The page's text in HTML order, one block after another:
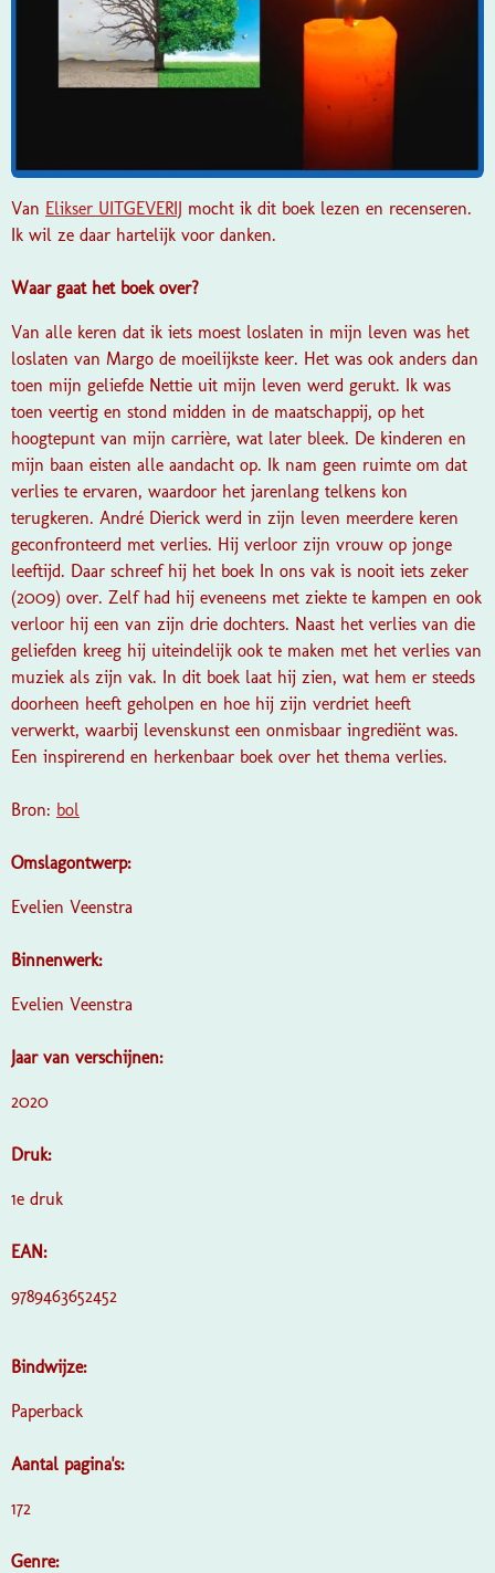
Van Elikser UITGEVERIJ mocht ik dit boek lezen en recenseren.
Ik wil ze daar hartelijk voor danken.
Waar gaat het boek over?
Van alle keren dat ik iets moest loslaten in mijn leven was het
loslaten van Margo de moeilijkste keer. Het was ook anders dan
toen mijn geliefde Nettie uit mijn leven werd gerukt. Ik was
toen veertig en stond midden in de maatschappij, op het
hoogtepunt van mijn carrière, wat later bleek. De kinderen en
mijn baan eisten alle aandacht op. Ik nam geen ruimte om dat
verlies te ervaren, waardoor het jarenlang telkens kon
terugkeren. André Dierick werd in zijn leven meerdere keren
geconfronteerd met verlies. Hij verloor zijn vrouw op jonge
leeftijd. Daar schreef hij het boek In ons vak is nooit iets zeker
(2009) over. Zelf had hij eveneens met ziekte te kampen en ook
verloor hij een van zijn drie dochters. Naast het verlies van die
geliefden kreeg hij uiteindelijk ook te maken met het verlies van
muziek als zijn vak. In dit boek laat hij zien, wat hem er steeds
doorheen heeft geholpen en hoe hij zijn verdriet heeft
verwerkt, waarbij levenskunst een onmisbaar ingrediënt was.
Een inspirerend en herkenbaar boek over het thema verlies.
Bron: bol
Omslagontwerp:
Evelien Veenstra
Binnenwerk:
Evelien Veenstra
Jaar van verschijnen:
2020
Druk:
1e druk
EAN:
9789463652452
Bindwijze:
Paperback
Aantal pagina's:
172
Genre: